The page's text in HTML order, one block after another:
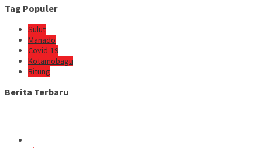
Tag Populer
Sulut
Manado
Covid-19
Kotamobagu
Bitung
Berita Terbaru